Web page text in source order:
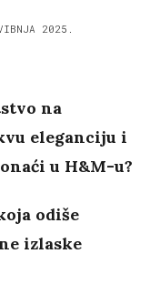
2025.
na
eleganciju i
u H&M-u?
odiše
izlaske